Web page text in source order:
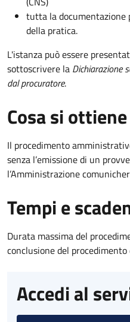
tutta la documentazione
della pratica.
L'istanza può essere
sottoscrivere la Dichiarazione
dal procuratore.
Cosa si ottiene
Il procedimento
senza l’emissione di un
l’Amministrazione
Tempi e
Durata massima del
conclusione del
Accedi al